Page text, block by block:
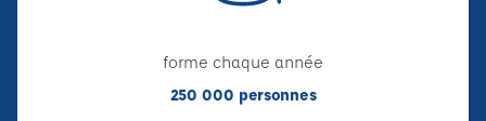
forme chaque année
250 000 personnes